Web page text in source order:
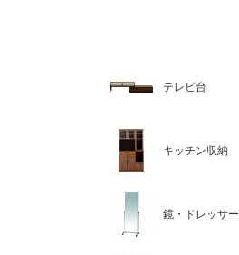
テレビ台
キッチン収納
鏡・ドレッサー